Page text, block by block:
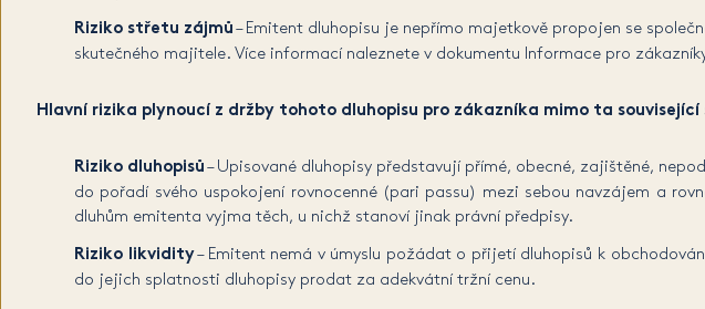
Riziko střetu zájmů – Emitent dluhopisu je nepřímo majetkově propojen se
skutečného majitele. Více informací naleznete v dokumentu Informace pro
Hlavní rizika plynoucí z držby tohoto dluhopisu pro zákazníka mimo ta
Riziko dluhopisů – Upisované dluhopisy představují přímé, obecné, zajištěné,
do pořadí svého uspokojení rovnocenné (pari passu) mezi sebou navzájem a
dluhům emitenta vyjma těch, u nichž stanoví jinak právní předpisy.
Riziko likvidity– Emitent nemá v úmyslu požádat o přijetí dluhopisů k
do jejich splatnosti dluhopisy prodat za adekvátní tržní cenu.